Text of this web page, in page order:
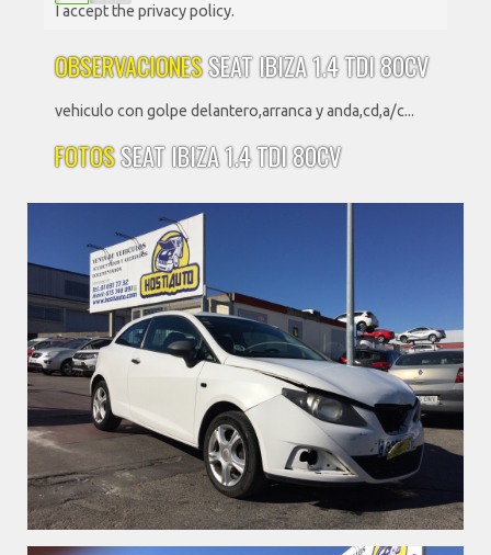
I accept the privacy policy.
OBSERVACIONESSEAT IBIZA 1.4 TDI 80CV
vehiculo con golpe delantero,arranca y anda,cd,a/c...
FOTOSSEAT IBIZA 1.4 TDI 80CV